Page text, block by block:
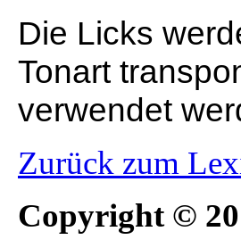
Die Licks
Tonart
verwendet
Zurück zum
Copyright ©